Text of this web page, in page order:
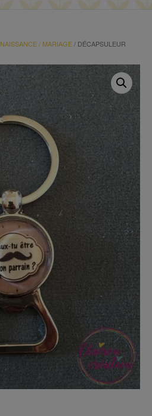
NAISSANCE / MARIAGE/ DÉCAPSULEUR